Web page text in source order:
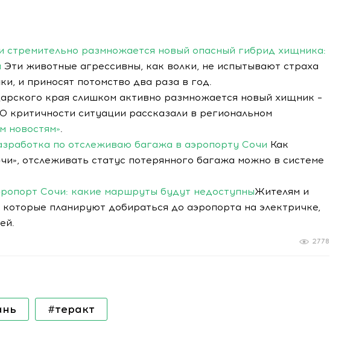
стремительно размножается новый опасный гибрид хищника:
Эти животные агрессивны, как волки, не испытывают страха
и приносят потомство два раза в год.
края слишком активно размножается новый хищник –
критичности ситуации рассказали в региональном
новостям».
по отслеживаю багажа в аэропорту Сочи Как
отслеживать статус потерянного багажа можно в системе
Сочи: какие маршруты будут недоступныЖителям и
планируют добираться до аэропорта на электричке,
2778
#теракт